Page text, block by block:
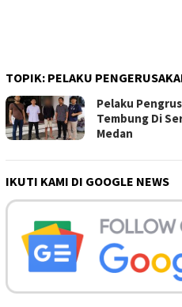
TOPIK: PELAKU
Pelaku
Tembung Di
Medan
IKUTI KAMI DI GOOGLE NEWS